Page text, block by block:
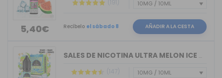
5,40€
(191)
Recíbelo el sábado 8 AÑADIR A LA CESTA
SALES DE NICOTINA ULTRA MELON ICE BAR...
(147)